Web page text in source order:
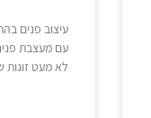
עיצוב פנים
עם מעצבת
לא מעט